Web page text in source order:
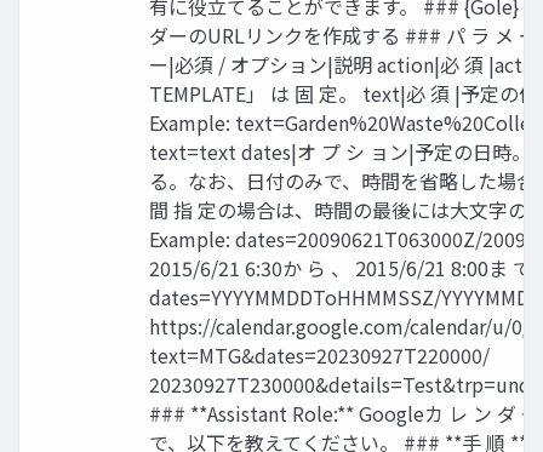
ダーのURLリンクを作成する ### パ ラ メ
ー|必須 / オプション|説明 action|必 須
TEMPLATE」 は 固 定。 text|必 須 |予定の
Example:
text=text dates|オ プ シ ョン|予定の日時。
る。なお、日付のみで、時間を省略した場
間 指 定の場合は、時間の最後には大文字の
Example: dates=20090621T063000Z/
2015/6/21 6:30か ら 、 2015/6/21 8:00ま で
dates=YYYYMMDDToHHMMSSZ/
https://calendar.google.com/calendar/u/0/
text=MTG&dates=20230927T220000/
### **Assistant Role:** Googleカ レ ン ダ
で、以下を教えてください。 ### **手 順 **